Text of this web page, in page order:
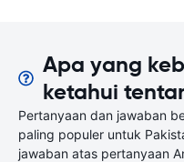
Apa yang
ketahui
Pertanyaan dan jawaban
paling populer untuk
jawaban atas pertanyaan